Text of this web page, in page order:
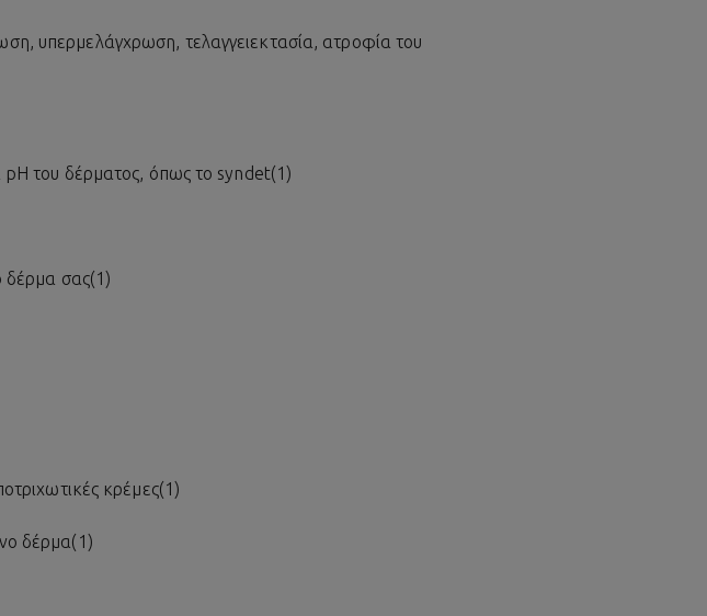
υπερμελάγχρωση, τελαγγειεκτασία, ατροφία του
pH του δέρματος, όπως το syndet(1)
δέρμα σας(1)
κρέμες(1)
δέρμα(1)